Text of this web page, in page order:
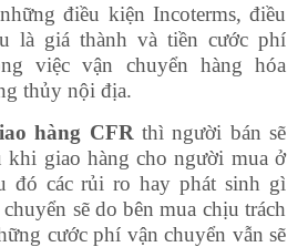
điều kiện Incoterms, điều
là giá thành và tiền cước phí
việc vận chuyển hàng hóa
thủy nội địa.
hàng CFR thì người bán sẽ
khi giao hàng cho người mua ở
đó các rủi ro hay phát sinh gì
sẽ do bên mua chịu trách
cước phí vận chuyển vẫn sẽ